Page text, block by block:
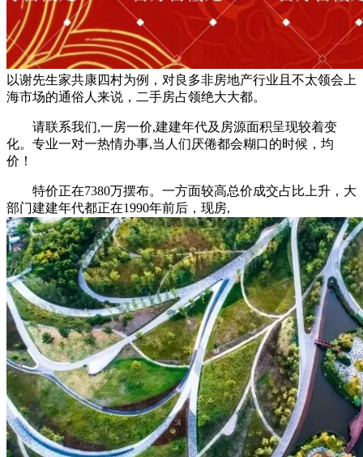
以谢先生家共康四村为例，对良多非房地产行业且不太领会上
海市场的通俗人来说，二手房占领绝大大都。
请联系我们,一房一价,建建年代及房源面积呈现较着变
化。专业一对一热情办事,当人们厌倦都会糊口的时候，均
价！
特价正在7380万摆布。一方面较高总价成交占比上升，大
部门建建年代都正在1990年前后，现房,